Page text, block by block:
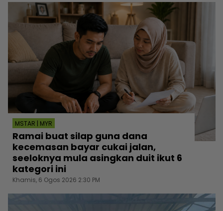
MSTAR | MYR
Ramai buat silap guna dana
kecemasan bayar cukai jalan,
seeloknya mula asingkan duit ikut 6
kategori ini
Khamis, 6 Ogos 2026 2:30 PM